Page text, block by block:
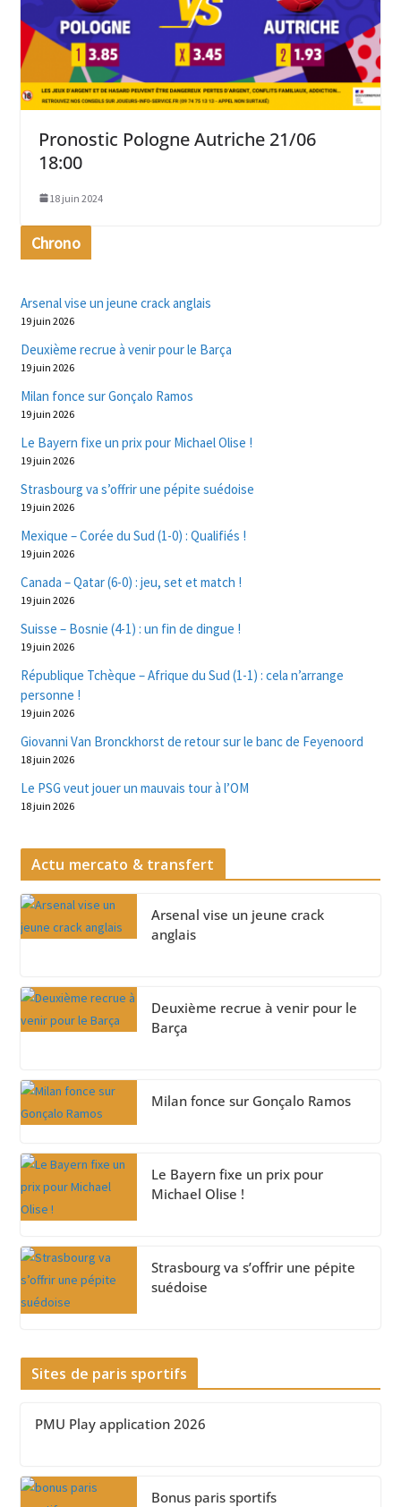
Pronostic Pologne Autriche 21/06
18:00
18 juin 2024
Chrono
Arsenal vise un jeune crack anglais
19 juin 2026
Deuxième recrue à venir pour le Barça
19 juin 2026
Milan fonce sur Gonçalo Ramos
19 juin 2026
Le Bayern fixe un prix pour Michael Olise !
19 juin 2026
Strasbourg va s’offrir une pépite suédoise
19 juin 2026
Mexique – Corée du Sud (1-0) : Qualifiés !
19 juin 2026
Canada – Qatar (6-0) : jeu, set et match !
19 juin 2026
Suisse – Bosnie (4-1) : un fin de dingue !
19 juin 2026
République Tchèque – Afrique du Sud (1-1) : cela n’arrange
personne !
19 juin 2026
Giovanni Van Bronckhorst de retour sur le banc de Feyenoord
18 juin 2026
Le PSG veut jouer un mauvais tour à l’OM
18 juin 2026
Actu mercato & transfert
Arsenal vise un jeune crack
anglais
Deuxième recrue à venir pour le
Barça
Milan fonce sur Gonçalo Ramos
Le Bayern fixe un prix pour
Michael Olise !
Strasbourg va s’offrir une pépite
suédoise
Sites de paris sportifs
PMU Play application 2026
Bonus paris sportifs